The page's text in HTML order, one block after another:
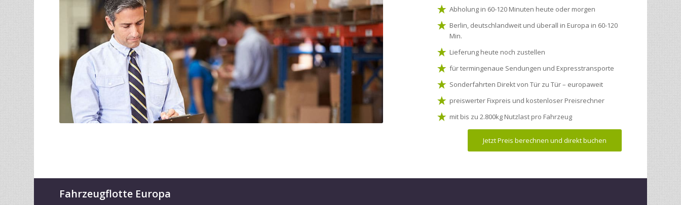
Abholung in 60-120 Minuten heute oder morgen
Berlin, deutschlandweit und überall in Europa in 60-120
Min.
Lieferung heute noch zustellen
für termingenaue Sendungen und Expresstransporte
Sonderfahrten Direkt von Tür zu Tür – europaweit
preiswerter Fixpreis und kostenloser Preisrechner
mit bis zu 2.800kg Nutzlast pro Fahrzeug
Jetzt Preis berechnen und direkt buchen
Fahrzeugflotte Europa